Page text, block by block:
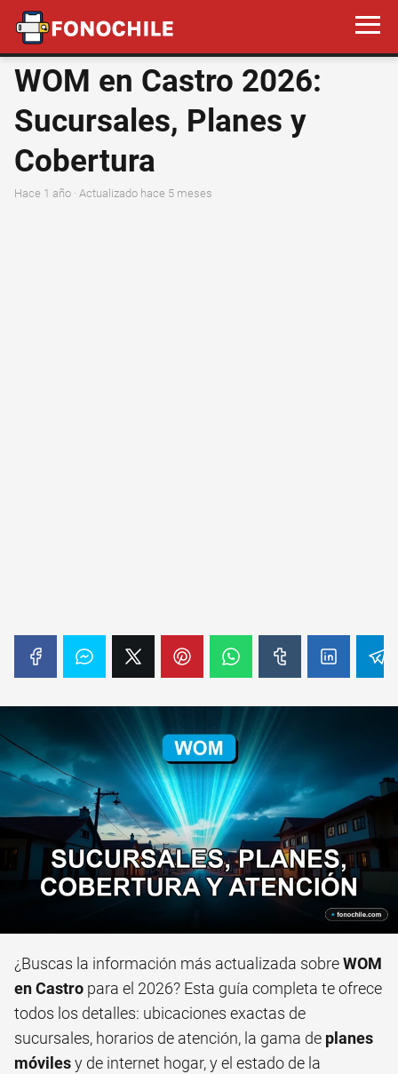
WOM en Castro 2026:
Sucursales, Planes y
Cobertura
hace 1 año · Actualizado hace 5 meses
¿Buscas la información más actualizada sobreWOM
en Castro para el 2026? Esta guía completa te ofrece
todos los detalles: ubicaciones exactas de
sucursales, horarios de atención, la gama de planes
móvilesy de internet hogar, y el estado de la